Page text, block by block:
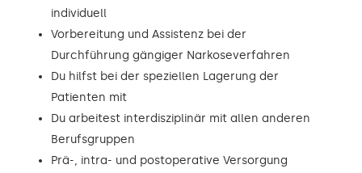
individuell
Vorbereitung und Assistenz bei der
Durchführung gängiger Narkoseverfahren
Du hilfst bei der speziellen Lagerung der
Patienten mit
Du arbeitest interdisziplinär mit allen anderen
Berufsgruppen
Prä-, intra- und postoperative Versorgung